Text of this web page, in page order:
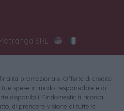
SRL
promozionale. Offerta di credito
spese in modo responsabile e di
disponibili, Findomestic ti ricorda,
di prendere visione di tutte le